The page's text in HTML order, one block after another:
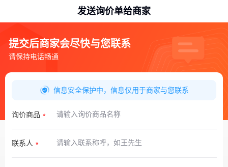
发送询价单给商家
提交后商家会尽快与您联系
请保持电话畅通
信息安全保护中，信息仅用于商家与您联系
询价商品
联系人